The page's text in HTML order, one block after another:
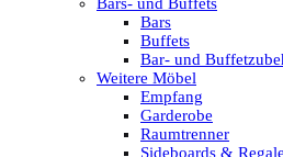
Bars
Buffets
Bar- und
Weitere Möbel
Empfang
Garderobe
Raumtrenner
Sideboards & Regale